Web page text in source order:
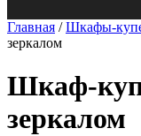
Главная /Шкафы-
зеркалом
Шкаф-
зеркалом